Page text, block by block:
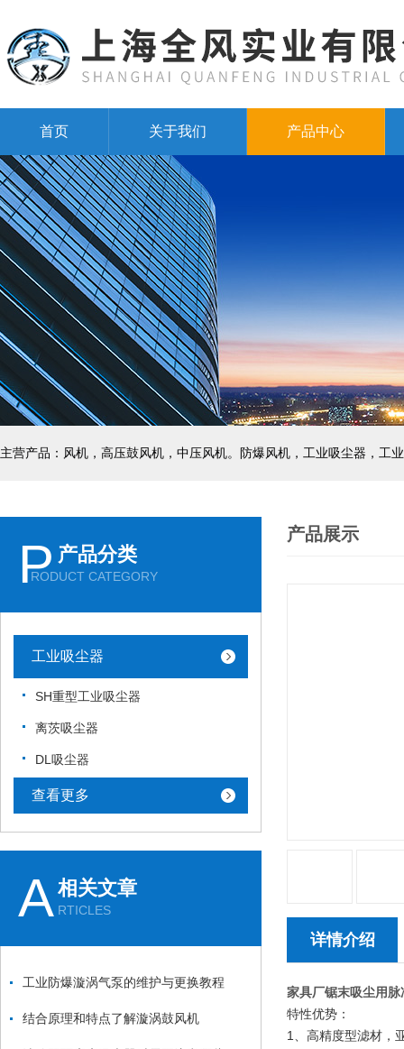
首页 关于我们 产品中心
主营产品：风机，高压鼓风机，中压风机。防爆风机，工业吸尘器，工
P 产品分类
RODUCT CATEGORY
工业吸尘器
SH重型工业吸尘器
离茨吸尘器
DL吸尘器
查看更多
A相关文章
RTICLES
工业防爆漩涡气泵的维护与更换教程
结合原理和特点了解漩涡鼓风机
产品展示
详情介绍
家具厂锯末吸尘用
特性优势：
1、高精度型滤材，